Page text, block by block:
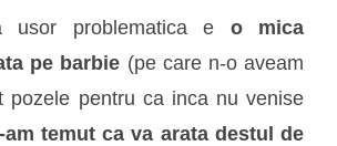
usor problematica e o mica
pe barbie (pe care n-o aveam
pozele pentru ca inca nu venise
am temut ca va arata destul de